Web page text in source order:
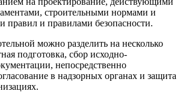
строительными нормами и
правил и правилами безопасности.
можно разделить на несколько
подготовка, сбор исходно-
непосредственно
в надзорных органах и защита